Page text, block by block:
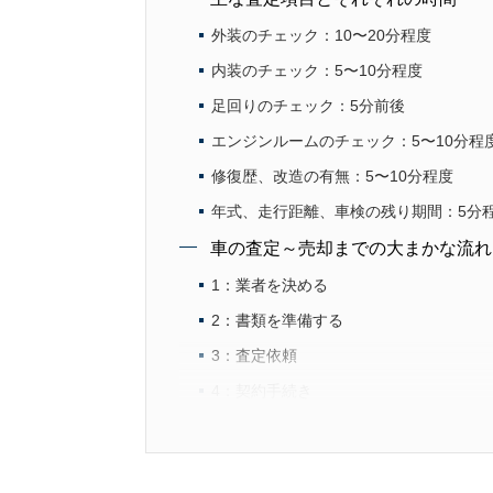
外装のチェック：10〜20分程度
内装のチェック：5〜10分程度
足回りのチェック：5分前後
エンジンルームのチェック：5〜10分程
修復歴、改造の有無：5〜10分程度
年式、走行距離、車検の残り期間：5分
車の査定～売却までの大まかな流れ
1：業者を決める
2：書類を準備する
3：査定依頼